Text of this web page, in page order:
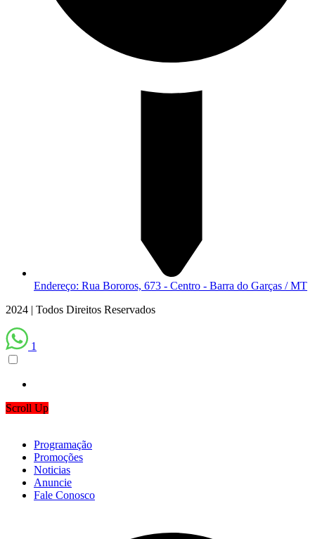
Endereço: Rua Bororos, 673 - Centro - Barra do Garças / MT
2024 | Todos Direitos Reservados
1
Scroll Up
Programação
Promoções
Noticias
Anuncie
Fale Conosco